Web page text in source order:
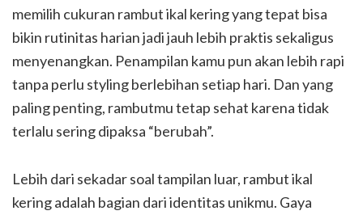
memilih cukuran rambut ikal kering yang tepat bisa
bikin rutinitas harian jadi jauh lebih praktis sekaligus
menyenangkan. Penampilan kamu pun akan lebih rapi
tanpa perlu styling berlebihan setiap hari. Dan yang
paling penting, rambutmu tetap sehat karena tidak
terlalu sering dipaksa “berubah”.
Lebih dari sekadar soal tampilan luar, rambut ikal
kering adalah bagian dari identitas unikmu. Gaya